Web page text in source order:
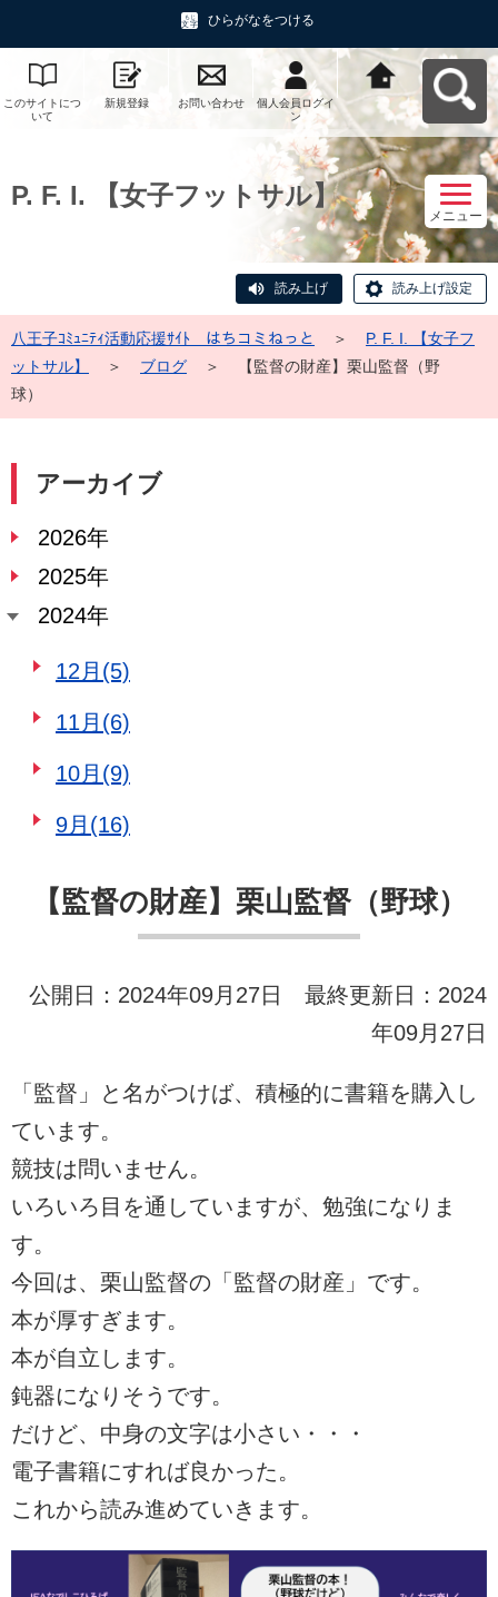
ひらがなをつける
このサイトにつ
いて
新規登録 お問い合わせ
個人会員ログイ
ン
八王子ｺﾐｭﾆﾃｨ活
動応援ｻｲﾄ はち
コミねっとへ戻
る
P. F. I. 【女子フットサル】
メニュー
読み上げ 読み上げ設定
八王子ｺﾐｭﾆﾃｨ活動応援ｻｲﾄ はちコミねっと ＞
P. F. I. 【女子フ
ットサル】
＞ ブログ ＞
【監督の財産】栗山監督（野
球）
【監督の財産】栗山監督（野球）
公開日：2024年09月27日 最終更新日：2024
年09月27日
「監督」と名がつけば、積極的に書籍を購入し
ています。
競技は問いません。
いろいろ目を通していますが、勉強になりま
す。
今回は、栗山監督の「監督の財産」です。
本が厚すぎます。
本が自立します。
鈍器になりそうです。
だけど、中身の文字は小さい・・・
電子書籍にすれば良かった。
これから読み進めていきます。
アーカイブ
2026年
2025年
2024年
12月(5)
11月(6)
10月(9)
9月(16)